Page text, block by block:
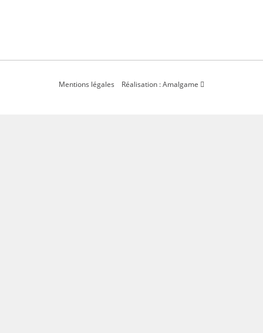
Mentions légales Réalisation : Amalgame